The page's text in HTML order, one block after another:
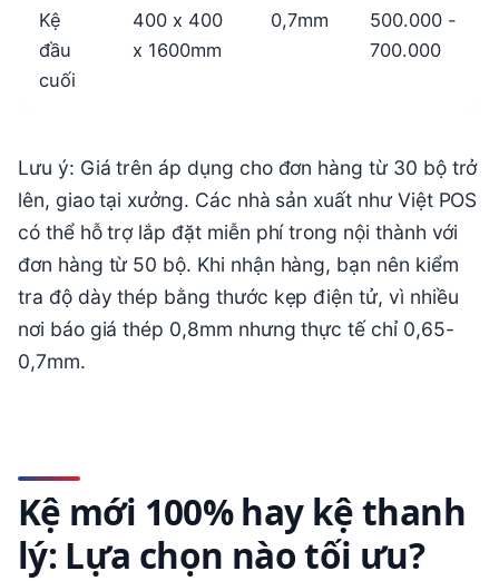
Kệ
đầu
cuối
400 x 400
x 1600mm
0,7mm
500.000 -
700.000
Lưu ý: Giá trên áp dụng cho đơn hàng từ 30 bộ trở
lên, giao tại xưởng. Các nhà sản xuất như Việt POS
có thể hỗ trợ lắp đặt miễn phí trong nội thành với
đơn hàng từ 50 bộ. Khi nhận hàng, bạn nên kiểm
tra độ dày thép bằng thước kẹp điện tử, vì nhiều
nơi báo giá thép 0,8mm nhưng thực tế chỉ 0,65-
0,7mm.
Kệ mới 100% hay kệ thanh
lý: Lựa chọn nào tối ưu?